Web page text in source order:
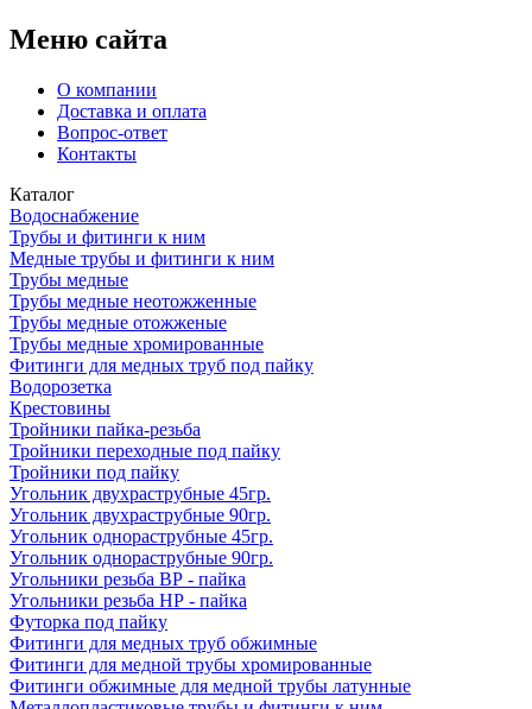
Меню сайта
О компании
Доставка и оплата
Вопрос-ответ
Контакты
Каталог
Водоснабжение
Трубы и фитинги к ним
Медные трубы и фитинги к ним
Трубы медные
Трубы медные неотожженные
Трубы медные отожженые
Трубы медные хромированные
Фитинги для медных труб под пайку
Водорозетка
Крестовины
Тройники пайка-резьба
Тройники переходные под пайку
Тройники под пайку
Угольник двухраструбные 45гр.
Угольник двухраструбные 90гр.
Угольник однораструбные 45гр.
Угольник однораструбные 90гр.
Угольники резьба ВР - пайка
Угольники резьба НР - пайка
Футорка под пайку
Фитинги для медных труб обжимные
Фитинги для медной трубы хромированные
Фитинги обжимные для медной трубы латунные